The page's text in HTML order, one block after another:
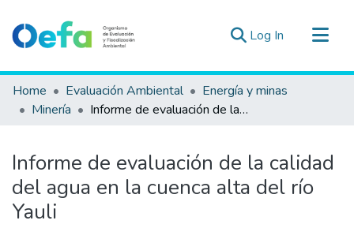
Log In (current)
Communities & Collections
All of DSpace
Estad. Externas
Guias ▾
Home Evaluación Ambiental
Energía y minas
Minería
Informe de evaluación de la calidad del agua en la cuenca alta del río Yauli
Informe de evaluación de la calidad
del agua en la cuenca alta del río
Yauli